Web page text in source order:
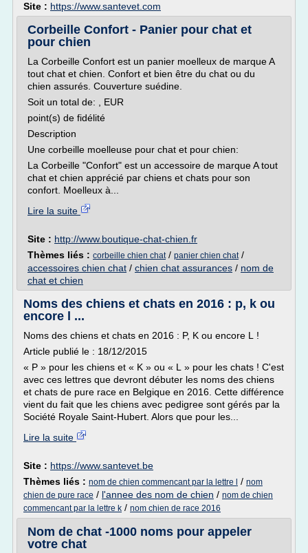
Site : https://www.santevet.com
Corbeille Confort - Panier pour chat et
pour chien
La Corbeille Confort est un panier moelleux de marque A
tout chat et chien. Confort et bien être du chat ou du
chien assurés. Couverture suédine.
Soit un total de: , EUR
point(s) de fidélité
Description
Une corbeille moelleuse pour chat et pour chien:
La Corbeille "Confort" est un accessoire de marque A tout
chat et chien apprécié par chiens et chats pour son
confort. Moelleux à...
Lire la suite
Site : http://www.boutique-chat-chien.fr
Thèmes liés : corbeille chien chat/ panier chien chat/
accessoires chien chat / chien chat assurances / nom de
chat et chien
Noms des chiens et chats en 2016 : p, k ou
encore l ...
Noms des chiens et chats en 2016 : P, K ou encore L !
Article publié le : 18/12/2015
« P » pour les chiens et « K » ou « L » pour les chats ! C'est
avec ces lettres que devront débuter les noms des chiens
et chats de pure race en Belgique en 2016. Cette différence
vient du fait que les chiens avec pedigree sont gérés par la
Société Royale Saint-Hubert. Alors que pour les...
Lire la suite
Site : https://www.santevet.be
Thèmes liés : nom de chien commencant par la lettre l / nom
chien de pure race / l'annee des nom de chien / nom de chien
commencant par la lettre k / nom chien de race 2016
Nom de chat -1000 noms pour appeler
votre chat